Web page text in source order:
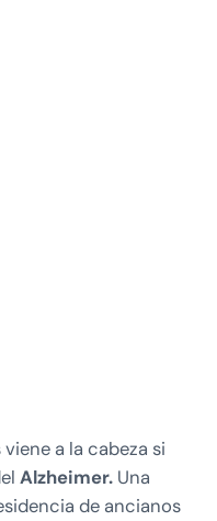
a la cabeza si
Alzheimer.Una
de ancianos